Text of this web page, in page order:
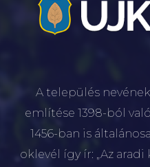
A település
említése 1398-ból
1456-ban is
oklevél így ír: „Az